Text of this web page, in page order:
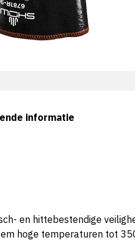
informatie
en hittebestendige
hoge temperaturen tot